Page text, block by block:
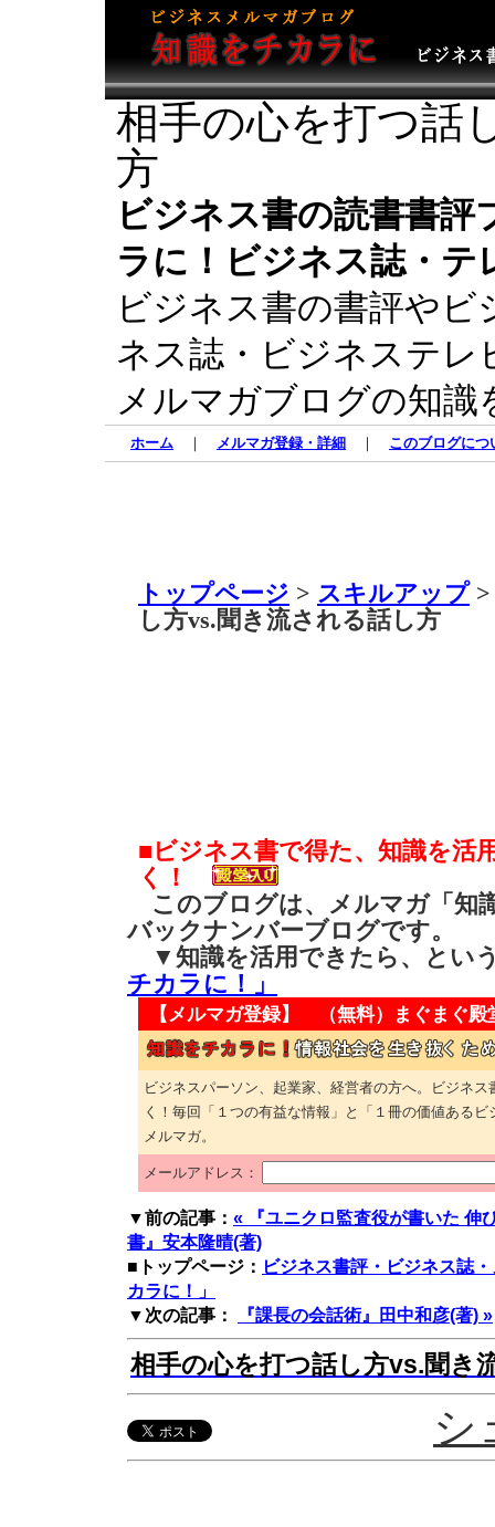
相手の心を打つ話
方
ビジネス書の読書書
ラに！ビジネス誌・テ
ビジネス書の書評や
ネス誌・ビジネステ
メルマガブログの知識
ホーム ｜ メルマガ登録・詳細 ｜ このブログにつ
トップページ > スキルアップ>
し方vs.聞き流される話し方
■ビジネス書で得た、知識を活
く！
このブログは、メルマガ「知
バックナンバーブログです。
▼知識を活用できたら、と
チカラに！」
【メルマガ登録】 （無料） まぐまぐ殿
ビジネスパーソン、起業家、経営者の方へ。ビジネ
く！毎回「１つの有益な情報」と「１冊の価値ある
メルマガ。
メールアドレス：
▼前の記事： « 『ユニクロ監査役が書いた 伸
書』安本隆晴(著)
■トップページ： ビジネス書評・ビジネス誌
カラに！」
▼次の記事：
『課長の会話術』田中和彦(著) »
相手の心を打つ話し方vs.聞き
シ